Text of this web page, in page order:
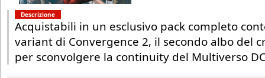
Descrizione
Acquistabili in un esclusivo pack completo
variant di Convergence 2, il secondo albo del
per sconvolgere la continuity del Multiverso